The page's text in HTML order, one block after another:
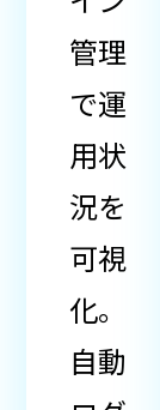
管理
で運
用状
況を
可視
化。
自動